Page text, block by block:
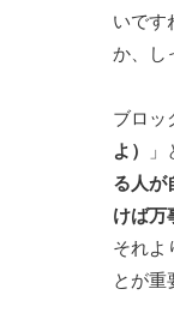
いです
か、し
ブロッ
よ）
る人が
けば万
それよ
とが重